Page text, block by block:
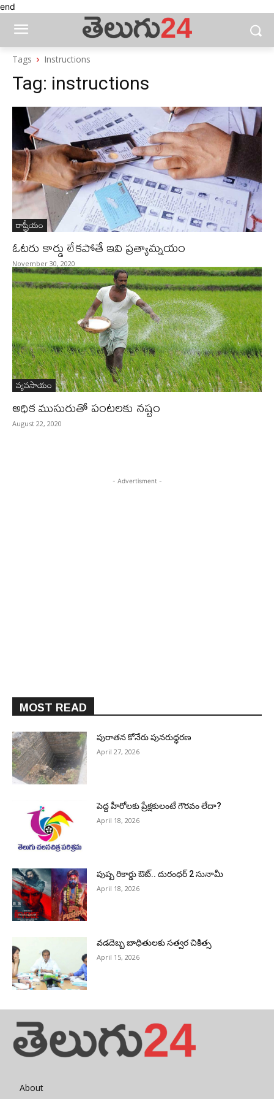
end
Tags Instructions
Tag: instructions
రాష్ట్రీయం
ఓటరు కార్డు లేకపోతే ఇవి ప్రత్యామ్నయం
November 30, 2020
వ్యవసాయం
అధిక ముసురుతో పంటలకు నష్టం
August 22, 2020
- Advertisment -
MOST READ
పురాత‌న కోనేరు పున‌రుద్ధ‌ర‌ణ
April 27, 2026
పెద్ద హీరోల‌కు ప్రేక్ష‌కులంటే గౌర‌వం లేదా?
April 18, 2026
పుష్ప రికార్డు ఔట్‌.. దురంధ‌ర్ 2 సునామీ
April 18, 2026
వడదెబ్బ బాధితులకు సత్వర చికిత్స
April 15, 2026
About